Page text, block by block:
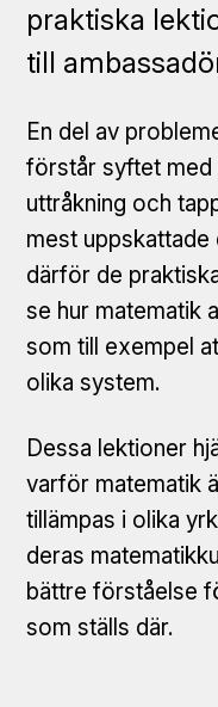
praktiska
till
En del av
förstår syftet med
uttråkning och
mest
därför de
se hur matematik
som till exempel
olika system.
Dessa lektioner
varför matematik
tillämpas i olika
deras
bättre förståelse
som ställs där.